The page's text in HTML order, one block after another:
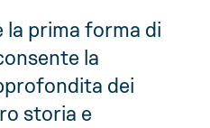
la prima forma di
la
dei
storia e